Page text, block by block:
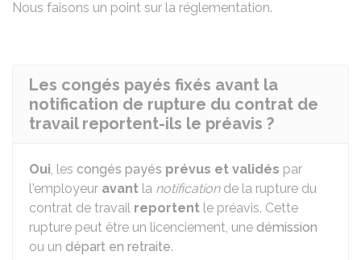
Nous faisons un point sur la réglementation.
Les congés payés fixés avant la
notification de rupture du contrat de
travail reportent-ils le préavis ?
Oui, les congés payés prévus et validés par
l'employeur avant la notificationde la rupture du
contrat de travail reportent le préavis. Cette
rupture peut être un licenciement, une démission
ou un départ en retraite.